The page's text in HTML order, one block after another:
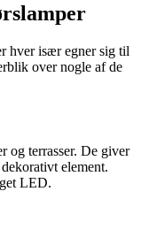
hver især egner sig til
over nogle af de
og terrasser. De giver
element.
LED.